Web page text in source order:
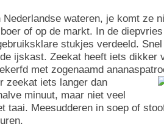
wateren, je komt ze
of op de markt. In de
stukjes verdeeld.
ijskast. Zeekat heeft iets dikker
met zogenaamd
zeekat iets langer dan
minuut, maar niet veel
taai. Meesudderen in soep of